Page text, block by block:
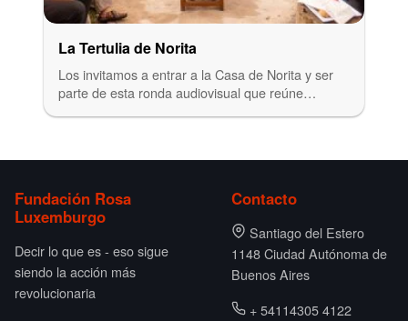
La Tertulia de Norita
Los invitamos a entrar a la Casa de Norita y ser
parte de esta ronda audiovisual que reúne…
Fundación Rosa
Luxemburgo
Decir lo que es - eso sigue
siendo la acción más
revolucionaria
Contacto
Santiago del Estero
1148 Ciudad Autónoma de
Buenos Aires
+ 54114305 4122